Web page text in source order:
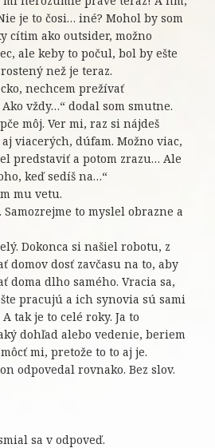
je to čosi… iné? Mohol by som
cítim ako outsider, možno
ale keby to počul, bol by ešte
než je teraz.
nechcem prežívať
vždy…“ dodal som smutne.
môj. Ver mi, raz si nájdeš
viacerých, dúfam. Možno viac,
predstaviť a potom zrazu… Ale
keď sedíš na…“
mu vetu.
Samozrejme to myslel obrazne a
Dokonca si našiel robotu, z
domov dosť zavčasu na to, aby
doma dlho samého. Vracia sa,
pracujú a ich synovia sú sami
tak je to celé roky. Ja to
dohľad alebo vedenie, beriem
mi, pretože to to aj je.
odpovedal rovnako. Bez slov.
sa v odpoveď.